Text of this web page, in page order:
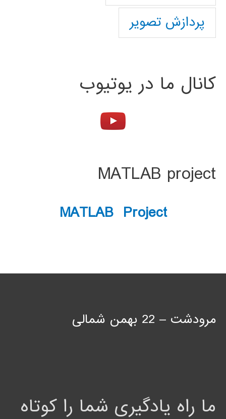
پردازش تصویر
کانال ما در یوتیوب
MATLAB project
MATLAB Project
مرودشت – 22 بهمن شمالی
ما راه یادگیری شما را کوتاه